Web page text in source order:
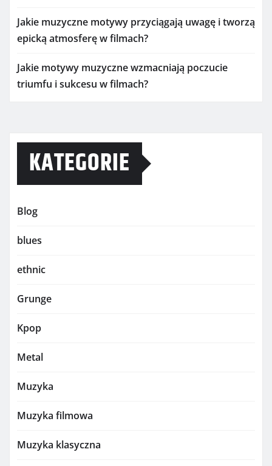
Jakie muzyczne motywy przyciągają uwagę i tworzą
epicką atmosferę w filmach?
Jakie motywy muzyczne wzmacniają poczucie
triumfu i sukcesu w filmach?
KATEGORIE
Blog
blues
ethnic
Grunge
Kpop
Metal
Muzyka
Muzyka filmowa
Muzyka klasyczna